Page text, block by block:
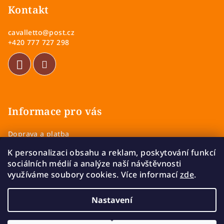
K personalizaci obsahu a reklam, poskytování funkcí
sociálních médií a analýze naší návštěvnosti
využíváme soubory cookies. Více informacízde.
Nastavení
Kontakt
cavalletto@post.cz
+420 777 727 298
Informace pro vás
Doprava a platba
Zásady ochrany osobních údajů
Vrácení a výměna zboží